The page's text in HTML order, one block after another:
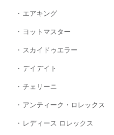
エアキング
ヨットマスター
スカイドゥエラー
デイデイト
チェリーニ
アンティーク・ロレックス
レディース ロレックス